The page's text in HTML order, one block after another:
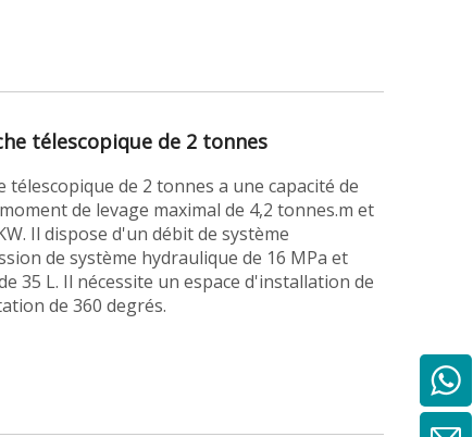
télescopique de 2 tonnes
de 2 tonnes a une capacité de
de levage maximal de 4,2 tonnes.m et
Il dispose d'un débit de système
de système hydraulique de 16 MPa et
35 L. Il nécessite un espace d'installation de
de 360 ​​​​degrés.